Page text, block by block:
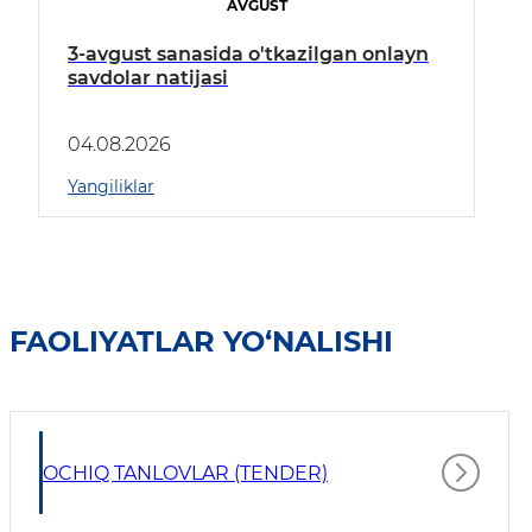
AVGUST
3-avgust sanasida o'tkazilgan onlayn
savdolar natijasi
04.08.2026
Yangiliklar
FAOLIYATLAR YO‘NALISHI
OCHIQ TANLOVLAR (TENDER)